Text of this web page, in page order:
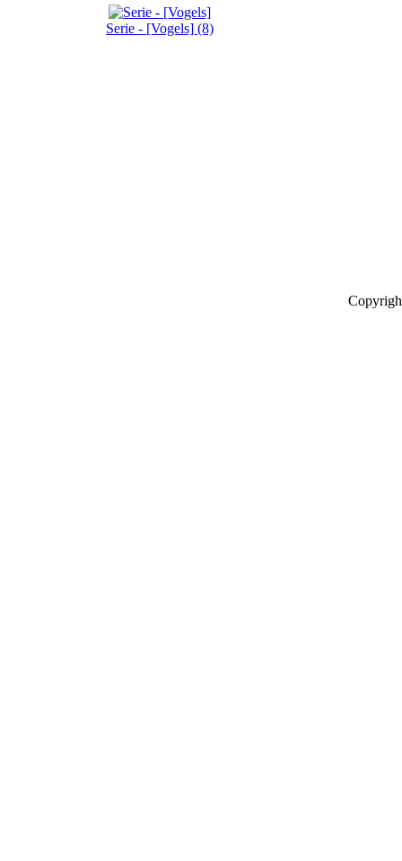
Serie - [Vogels] (8)